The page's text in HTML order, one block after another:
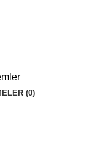
(0)